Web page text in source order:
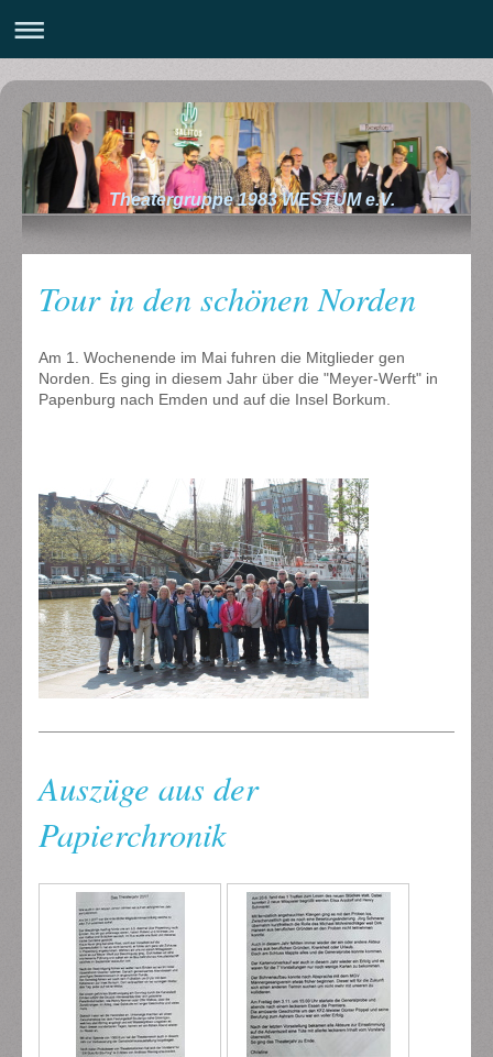
Theatergruppe 1983 WESTUM e.V.
Tour in den schönen Norden
Am 1. Wochenende im Mai fuhren die Mitglieder gen
Norden. Es ging in diesem Jahr über die "Meyer-Werft" in
Papenburg nach Emden und auf die Insel Borkum.
Auszüge aus der
Papierchronik